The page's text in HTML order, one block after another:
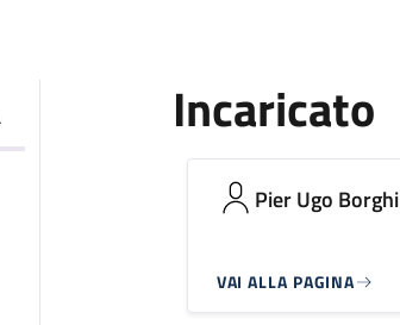
Incaricato
Pier Ugo Borghi
VAI ALLA PAGINA